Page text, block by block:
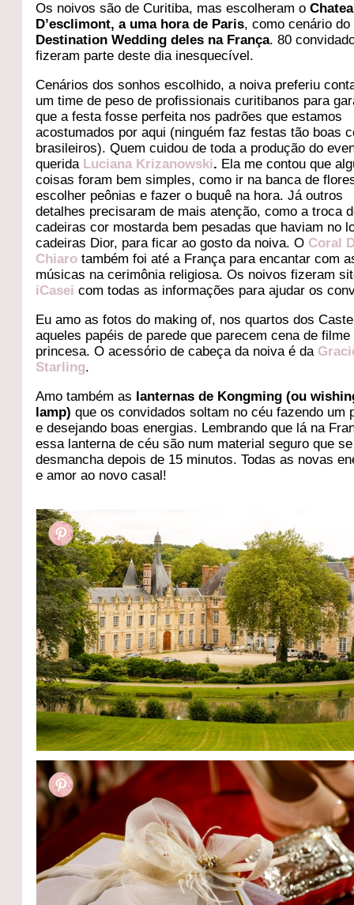
Os noivos são de Curitiba, mas escolheram o
D’esclimont, a uma hora de Paris, como cenário do
Destination Wedding deles na França. 80
fizeram parte deste dia inesquecível.
Cenários dos sonhos escolhido, a noiva preferiu
um time de peso de profissionais curitibanos para
que a festa fosse perfeita nos padrões que estamos
acostumados por aqui (ninguém faz festas tão boas
brasileiros). Quem cuidou de toda a produção do
querida Luciana Krizanowski. Ela me contou que
coisas foram bem simples, como ir na banca de
escolher peônias e fazer o buquê na hora. Já outros
detalhes precisaram de mais atenção, como a troca
cadeiras cor mostarda bem pesadas que haviam no
cadeiras Dior, para ficar ao gosto da noiva. O Coral
Chiaro também foi até a França para encantar com
músicas na cerimônia religiosa. Os noivos fizeram
iCasei com todas as informações para ajudar os
Eu amo as fotos do making of, nos quartos dos
aqueles papéis de parede que parecem cena de filme
princesa. O acessório de cabeça da noiva é da
Starling.
Amo também as lanternas de Kongming (ou
lamp) que os convidados soltam no céu fazendo um
e desejando boas energias. Lembrando que lá na
essa lanterna de céu são num material seguro que se
desmancha depois de 15 minutos. Todas as novas
e amor ao novo casal!